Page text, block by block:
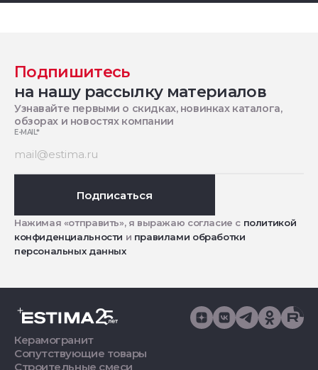
Подпишитесь
на нашу рассылку материалов
Узнавайте первыми о скидках, новинках каталога,
обзорах и новостях компании
E-MAIL*
Подписаться
Нажимая «отправить», я выражаю согласие с политикой
конфиденциальности и правилами обработки
персональных данных
Керамогранит
Сопутствующие товары
Строительные смеси